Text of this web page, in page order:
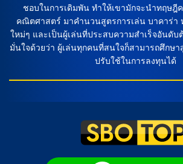
ชอบในการเดิมพัน ทำให้เขามักจะนำทฤษฎี
คณิตศาสตร์ มาคำนวนสูตรการเล่น บาคาร่า
ใหม่ๆ และเป็นผู้เล่นที่ประสบความสำเร็จอันดับ
มั่นใจด้วยว่า ผู้เล่นทุกคนที่สนใจก็สามารถศึกษา
ปรับใช้ในการลงทุนได้